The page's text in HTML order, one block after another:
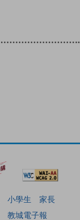
小學生
家長
教城電子報